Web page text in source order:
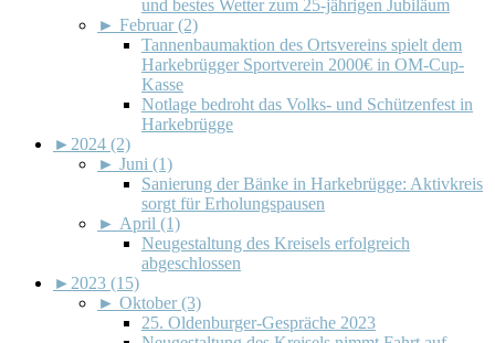
und bestes Wetter zum 25-jährigen Jubiläum
► Februar (2)
Tannenbaumaktion des Ortsvereins spielt dem
Harkebrügger Sportverein 2000€ in OM-Cup-
Kasse
Notlage bedroht das Volks- und Schützenfest in
Harkebrügge
► 2024 (2)
► Juni (1)
Sanierung der Bänke in Harkebrügge: Aktivkreis
sorgt für Erholungspausen
► April (1)
Neugestaltung des Kreisels erfolgreich
abgeschlossen
► 2023 (15)
► Oktober (3)
25. Oldenburger-Gespräche 2023